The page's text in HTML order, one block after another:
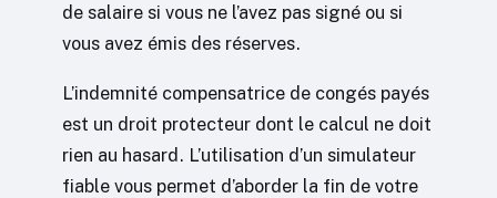
de salaire si vous ne l’avez pas signé ou si
vous avez émis des réserves.
L’indemnité compensatrice de congés payés
est un droit protecteur dont le calcul ne doit
rien au hasard. L’utilisation d’un simulateur
fiable vous permet d’aborder la fin de votre